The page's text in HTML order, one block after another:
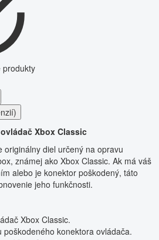
produkty
Xbox Classic
originálny diel určený na opravu
známej ako Xbox Classic. Ak má váš
alebo je konektor poškodený, táto
jeho funkčnosti.
Xbox Classic.
poškodeného konektora ovládača.